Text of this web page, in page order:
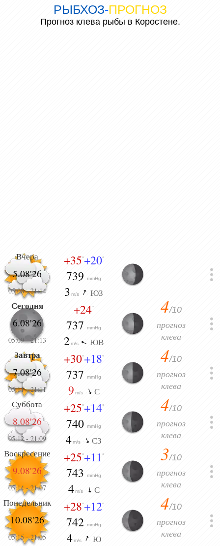
РЫБХОЗ-ПРОГНОЗ
Прогноз клева рыбы в Коростене.
Вчера
5.08'26
05:08-21:14
+35°+20°
739mmHg
3 m/s ЮЗ
Сегодня
6.08'26
05:09-21:13
+24°
737mmHg
2 m/s ЮВ
4/10
прогноз
клева
Завтра
7.08'26
05:11-21:11
+30°+18°
737mmHg
9 m/s С
4/10
прогноз
клева
Суббота
8.08'26
05:12- 21:09
+25°+14°
740mmHg
4m/s СЗ
4/10
прогноз
клева
Воскресение
9.08'26
05:14-21:07
+25°+11°
743mmHg
4 m/s С
3/10
прогноз
клева
Понедельник
10.08'26
05:15-21:05
+28°+12°
742mmHg
4 m/s Ю
4/10
прогноз
клева